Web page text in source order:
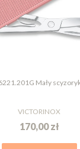
VICTORINOX
170,00 zł